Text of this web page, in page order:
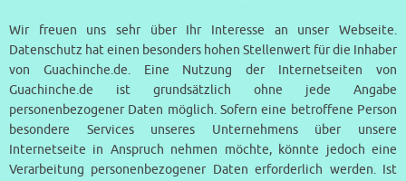
Wir freuen uns sehr über Ihr Interesse an unser Webseite.
Datenschutz hat einen besonders hohen Stellenwert für die Inhaber
von Guachinche.de. Eine Nutzung der Internetseiten von
Guachinche.de ist grundsätzlich ohne jede Angabe
personenbezogener Daten möglich. Sofern eine betroffene Person
besondere Services unseres Unternehmens über unsere
Internetseite in Anspruch nehmen möchte, könnte jedoch eine
Verarbeitung personenbezogener Daten erforderlich werden. Ist